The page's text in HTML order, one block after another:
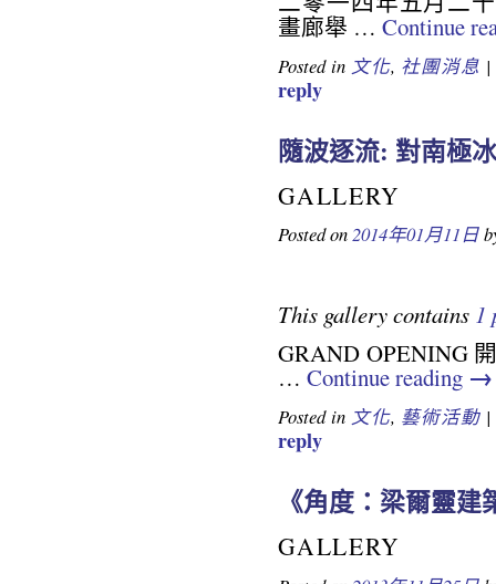
畫廊舉 … Continue
Posted in 文化, 社團消息 |
reply
隨波逐流: 對南極
GALLERY
Posted on2014年01月11日
This gallery contains 1
GRAND OPENING
… Continue reading →
Posted in 文化, 藝術活動 |
reply
《角度：梁爾靈
GALLERY